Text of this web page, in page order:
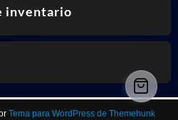
inventario
Tema para WordPress de Themehunk